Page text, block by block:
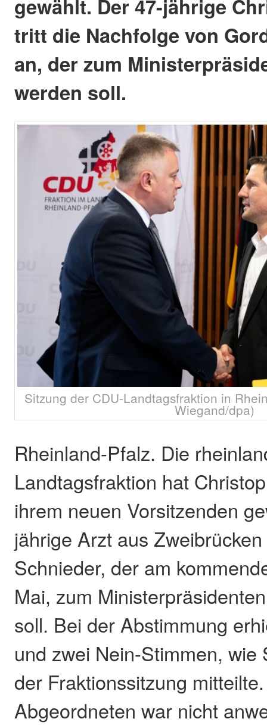
gewählt. Der 47-jährige
tritt die Nachfolge von
an, der zum
werden soll.
Sitzung der CDU-Landtagsfraktion in
Wiegand/dpa)
Rheinland-Pfalz. Die
Landtagsfraktion hat
ihrem neuen Vorsitzenden
jährige Arzt aus
Schnieder, der am
Mai, zum
soll. Bei der Abstimmung
und zwei Nein-Stimmen, wie
der Fraktionssitzung
Abgeordneten war nicht